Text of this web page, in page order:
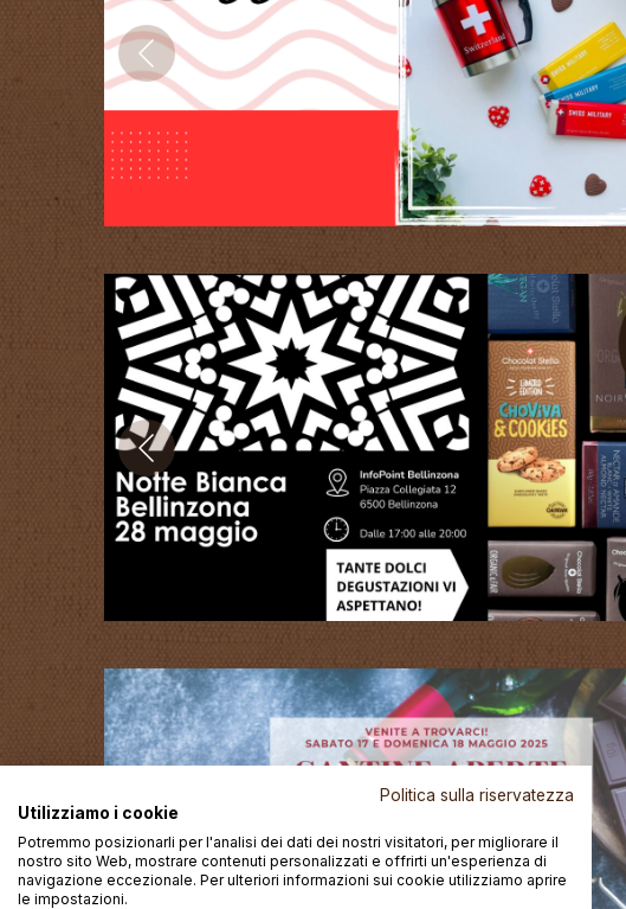
Politica sulla riservatezza
Utilizziamo i cookie
Potremmo posizionarli per l'analisi dei dati dei nostri visitatori, per migliorare il
nostro sito Web, mostrare contenuti personalizzati e offrirti un'esperienza di
navigazione eccezionale. Per ulteriori informazioni sui cookie utilizziamo aprire
le impostazioni.